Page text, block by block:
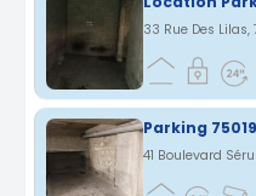
33 Rue Des Lilas,
Parking 75019
41 Boulevard